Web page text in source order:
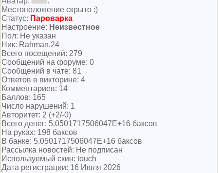
Местоположение скрыто :)
Cтатус: Пароварка
Настроение: Неизвестное
Пол: Не указан
Ник: Rahman.24
Всего посeщений: 279
Сообщений на форуме: 0
Сообщений в чате: 81
Ответов в викторине: 4
Комментариев: 14
Баллов: 165
Число нарушений: 1
Авторитет: 2 (+2/-0)
Всего денег: 5.0501717506047E+16 баксов
На руках: 198 баксов
В банке: 5.0501717506047E+16 баксов
Рассылка новостей: Не подписан
Используемый скин: touch
Дата регистрации: 16 Июля 2026